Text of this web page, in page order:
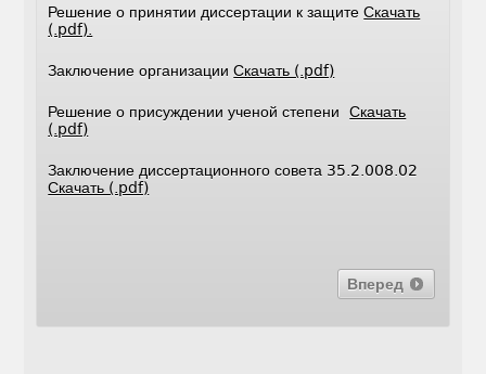
Решение о принятии диссертации к защитеСкачать
(.pdf).
Заключение организацииСкачать (.pdf)
Решение о присуждении ученой степениСкачать
(.pdf)
Заключение диссертационного совета 35.2.008.02
Скачать (.pdf)
Вперед